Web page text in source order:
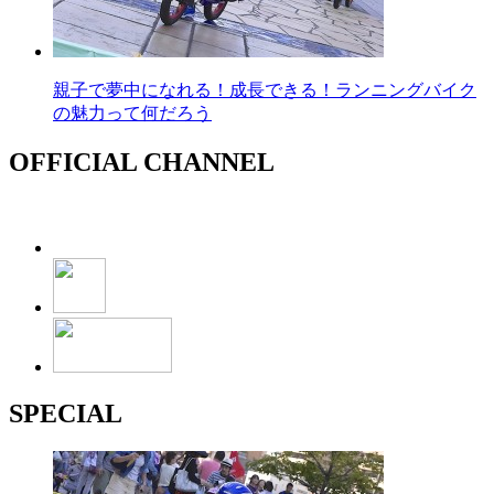
親子で夢中になれる！成長できる！ランニングバイク
の魅力って何だろう
OFFICIAL CHANNEL
SPECIAL